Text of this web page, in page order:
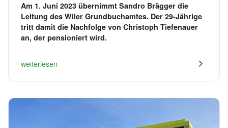
Am 1. Juni 2023 übernimmt Sandro Brägger die
Leitung des Wiler Grundbuchamtes. Der 29-Jährige
tritt damit die Nachfolge von Christoph Tiefenauer
an, der pensioniert wird.
weiterlesen